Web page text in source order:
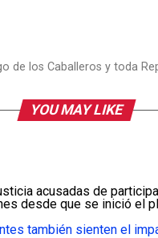
de los Caballeros y toda
YOU MAY LIKE
acusadas de
desde que se inició el
también sienten el